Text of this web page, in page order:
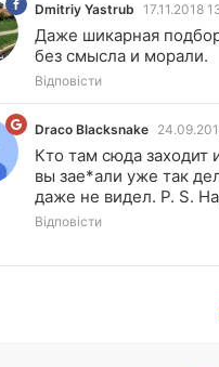
Dmitriy Yastrub 17.11.2018
Даже шикарная
без смысла и морали.
Відповісти
Draco Blacksnake
Кто там сюда заходит
вы зае*али уже так
даже не видел. P. S.
Відповісти